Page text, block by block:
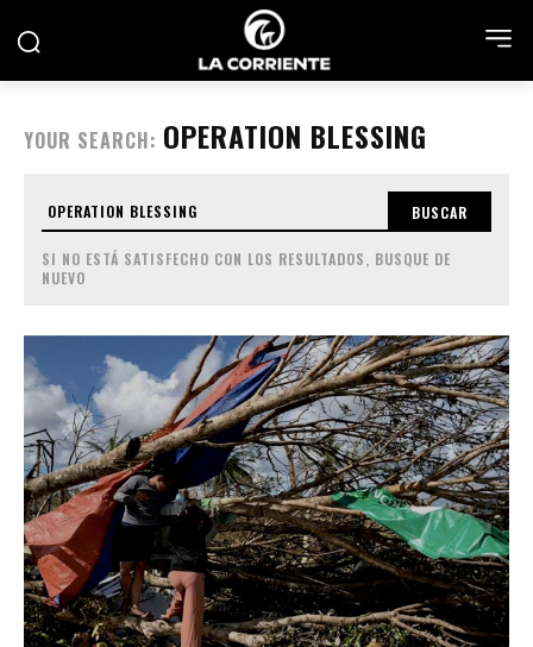
YOUR SEARCH: OPERATION BLESSING
BUSCAR
SI NO ESTÁ SATISFECHO CON LOS RESULTADOS, BUSQUE DE
NUEVO